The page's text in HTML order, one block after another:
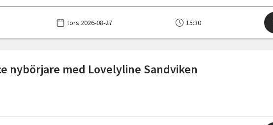
tors 2026-08-27 15:30
nybörjare med Lovelyline Sandviken